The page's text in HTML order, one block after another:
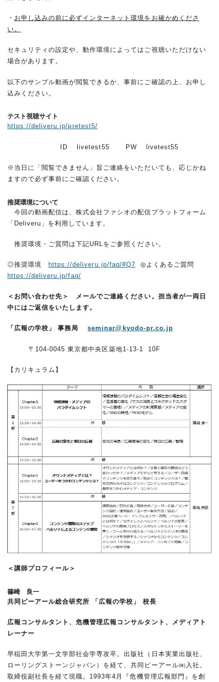
・ お申し込みの前に必ずインターネット環境をお確かめくださ
い。
セキュリティの設定や、動作環境によってはご視聴いただけない
場合があります。
以下のサンプル動画が閲覧できるか、事前にご確認の上、お申し
込みください。
テスト視聴サイト
https://deliveru.jp/pretest5/
ID livetest55 PW livetest55
※当日に「閲覧できません」旨ご連絡をいただいても、応じかね
ますので必ず事前にご確認ください。
推奨環境について
今回の動画配信は、株式会社ファシオの配信プラットフォーム
「Deliveru」を利用しています。
推奨環境・ご質問は下記URLをご参照ください。
◎推奨環境 https://deliveru.jp/faq/#Q7 ◎よくあるご質問
https://deliveru.jp/faq/
＜お問い合わせ先＞ メールでご連絡ください。担当者が一両日
中にはご返信をいたします。
「広報の学校」 事務局seminar@kyodo-pr.co.jp
〒104-0045 東京都中央区築地1-13-1 10F
【カリキュラム】
＜講師プロフィール＞
篠崎 良一
共同ピーアール総合研究所 「広報の学校」 校長
広報コンサルタント、危機管理広報コンサルタント、メディアト
レーナー
早稲田大学第一文学部社会学専攻卒。出版社（日本実業出版社、
ローリングストーンジャパン）を経て、共同ピーアール㈱入社。
取締役副社長を経て現職。1993年4月『危機管理広報部門』を創